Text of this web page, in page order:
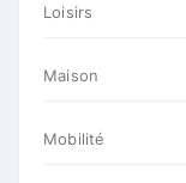
Loisirs
Maison
Mobilité